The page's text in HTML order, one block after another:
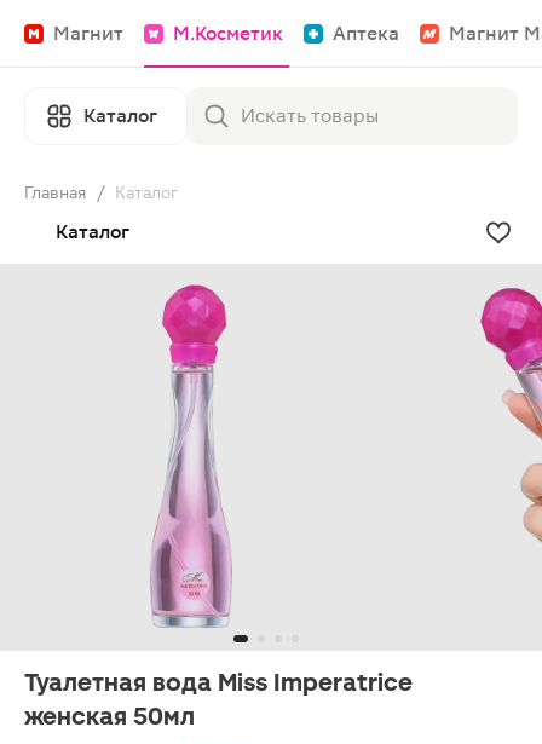
Магнит М.Косметик Аптека Магнит
Каталог
Главная / Каталог
Каталог
Туалетная вода Miss Imperatrice
женская 50мл